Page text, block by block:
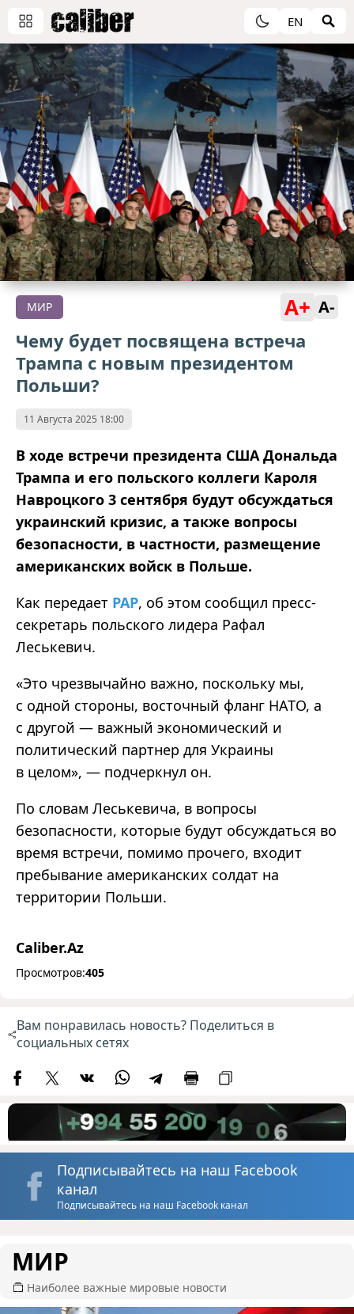
EN
МИР A+ A-
Чему будет посвящена встреча
Трампа с новым президентом
Польши?
11 Августа 2025 18:00
В ходе встречи президента США Дональда
Трампа и его польского коллеги Кароля
Навроцкого 3 сентября будут обсуждаться
украинский кризис, а также вопросы
безопасности, в частности, размещение
американских войск в Польше.
Как передает PAP, об этом сообщил пресс-
секретарь польского лидера Рафал
Леськевич.
«Это чрезвычайно важно, поскольку мы,
с одной стороны, восточный фланг НАТО, а
с другой — важный экономический и
политический партнер для Украины
в целом», — подчеркнул он.
По словам Леськевича, в вопросы
безопасности, которые будут обсуждаться во
время встречи, помимо прочего, входит
пребывание американских солдат на
территории Польши.
Caliber.Az
Просмотров:405
Вам понравилась новость? Поделиться в
социальных сетях
Подписывайтесь на наш Facebook
канал
Подписывайтесь на наш Facebook канал
МИР
Наиболее важные мировые новости